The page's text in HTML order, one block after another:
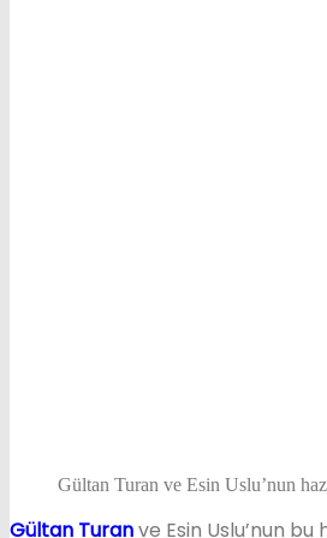
Gültan Turan ve Esin Uslu’nun
Gültan Turanve Esin Uslu’nun